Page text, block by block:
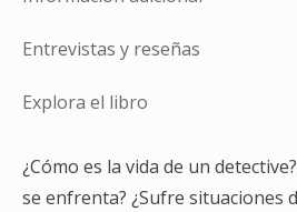
Entrevistas y reseñas
Explora el libro
¿Cómo es la vida de un
se enfrenta? ¿Sufre situaciones